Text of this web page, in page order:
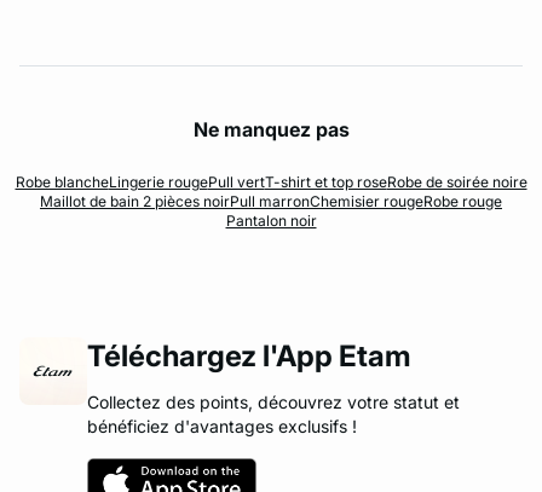
Ne manquez pas
Robe blancheLingerie rougePull vertT-shirt et top roseRobe de soirée noire
Maillot de bain 2 pièces noirPull marronChemisier rougeRobe rouge
Pantalon noir
Téléchargez l'App Etam
Collectez des points, découvrez votre statut et
bénéficiez d'avantages exclusifs !